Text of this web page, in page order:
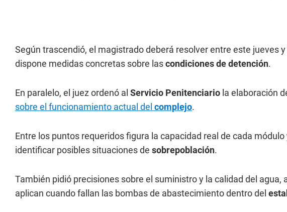
Según trascendió, el magistrado deberá resolver entre este jueves
dispone medidas concretas sobre lascondiciones de detención.
En paralelo, el juez ordenó al Servicio Penitenciario la elaboración
sobre el funcionamiento actual del complejo.
Entre los puntos requeridos figura la capacidad real de cada
identificar posibles situaciones de sobrepoblación.
También pidió precisiones sobre el suministro y la calidad del agua,
aplican cuando fallan las bombas de abastecimiento dentro del